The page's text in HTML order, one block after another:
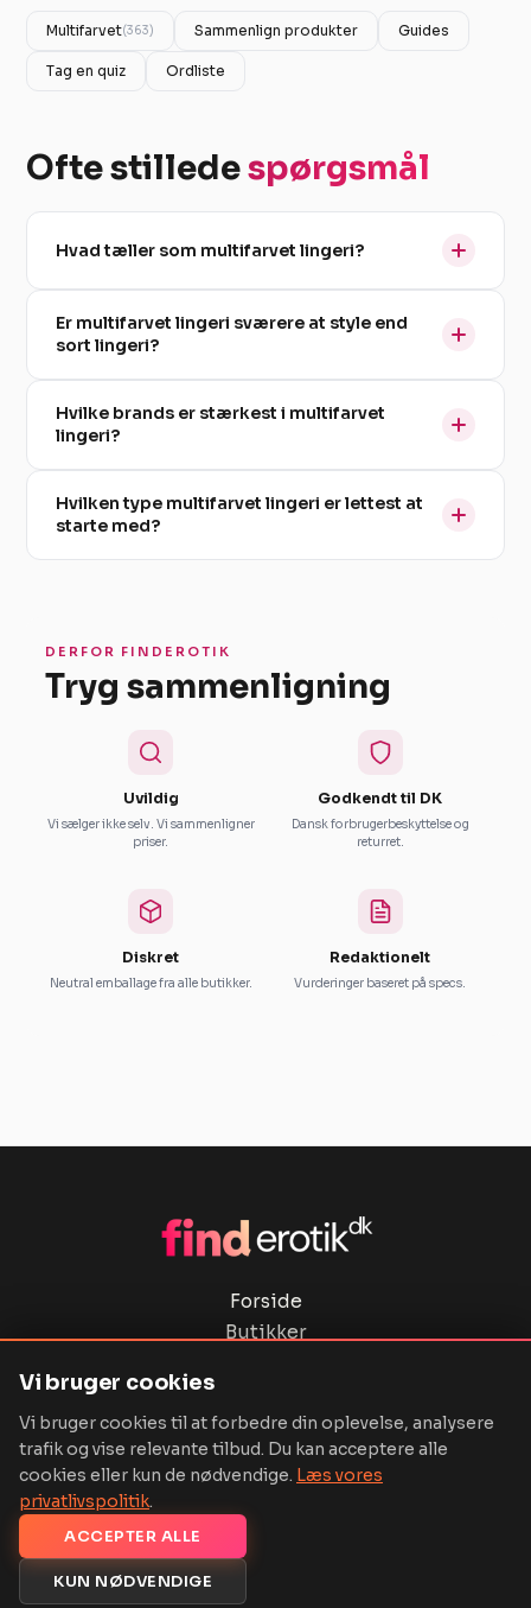
Multifarvet(363) Sammenlign produkter Guides
Tag en quiz Ordliste
Ofte stilledespørgsmål
Hvad tæller som multifarvet lingeri?
Er multifarvet lingeri sværere at style end
sort lingeri?
Hvilke brands er stærkest i multifarvet
lingeri?
Hvilken type multifarvet lingeri er lettest at
starte med?
DERFOR FINDEROTIK
Tryg sammenligning
Uvildig
Vi sælger ikke selv. Vi sammenligner
priser.
Godkendt til DK
Dansk forbrugerbeskyttelse og
returret.
Diskret
Neutral emballage fra alle butikker.
Redaktionelt
Vurderinger baseret på specs.
Forside
Butikker
Kontakt
Copyright © 2026 Finderotik.dk | Powered by finderotik.dk
Vi bruger cookies
Vi bruger cookies til at forbedre din oplevelse, analysere
trafik og vise relevante tilbud. Du kan acceptere alle
cookies eller kun de nødvendige. Læs vores
privatlivspolitik.
ACCEPTER ALLE
KUN NØDVENDIGE